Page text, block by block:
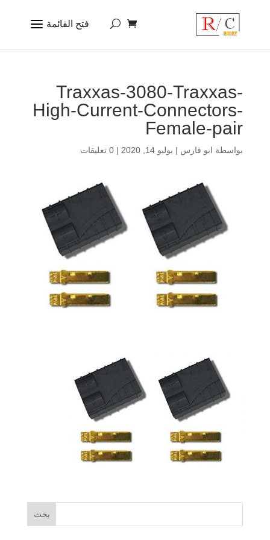
Traxxas-3080-Traxxas-
High-Current-Connectors-
Female-pair
بواسطة ابو فارس | يوليو 14, 2020 | 0 تعليقات